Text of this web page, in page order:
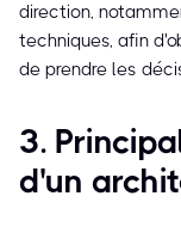
direction,
techniques, afin
de prendre les
3.
d'un